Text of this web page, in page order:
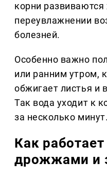
корни
переувлажнении
болезней.
Особенно важно
или ранним утром,
обжигает листья и
Так вода уходит к
за несколько минут.
Как
дрожжами и